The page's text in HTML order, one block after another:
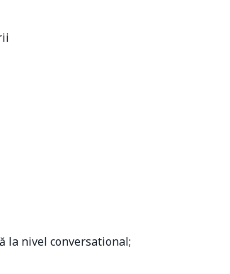
la nivel conversational;